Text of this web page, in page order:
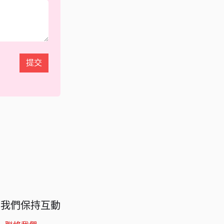
提交
們保持互動